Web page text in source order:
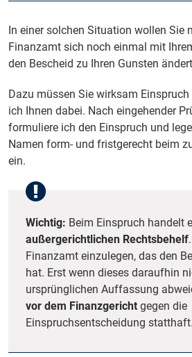
In einer solchen Situation wollen Sie
Finanzamt sich noch einmal mit
den Bescheid zu Ihren Gunsten
Dazu müssen Sie wirksam
ich Ihnen dabei. Nach eingehender
formuliere ich den Einspruch und
Namen form- und fristgerecht beim
ein.
Wichtig: Beim Einspruch handelt
außergerichtlichen Rechtsbehelf
Finanzamt einzulegen, das den
hat. Erst wenn dieses daraufhin
ursprünglichen Auffassung
vor dem Finanzgericht gegen die
Einspruchsentscheidung statthaft.